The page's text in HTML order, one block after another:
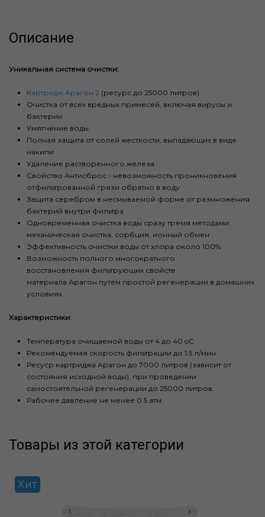
Описание
Уникальная система очистки:
Картридж Арагон 2 (ресурс до 25000 литров)
Очистка от всех вредных примесей, включая вирусы и
бактерии
Умягчение воды
Полная защита от солей жесткости, выпадающих в виде
накипи
Удаление растворенного железа
Свойство Антисброс - невозможность проникновения
отфильтрованной грязи обратно в воду
Защита серебром в несмываемой форме от размножения
бактерий внутри фильтра
Одновременная очистка воды сразу тремя методами:
механическая очистка, сорбция, ионный обмен
Эффективность очистки воды от хлора около 100%
Возможность полного многократного
восстановления фильтрующих свойств
материала Арагон путем простой регенерации в домашних
условиях.
Характеристики:
Температура очищаемой воды от 4 до 40 oС
Рекомендуемая скорость фильтрации до 1.5 л/мин
Ресуср картриджа Арагон до 7000 литров (зависит от
состояния исходной воды), при проведении
самостоятельной регенерации до 25000 литров.
Рабочее давление не менее 0.5 атм
Товары из этой категории
Хит